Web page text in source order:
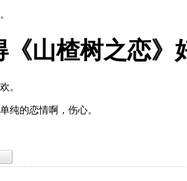
《山楂树之恋》
。
纯的恋情啊，伤心。